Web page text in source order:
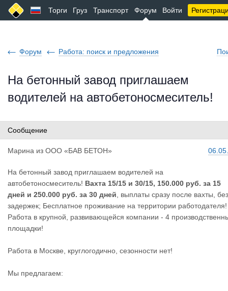
Торги Груз Транспорт Форум Войти
Форум Работа: поиск и предложения
На бетонный завод приглашаем
водителей на автобетоносмеситель!
Сообщение
Марина из ООО «БАВ БЕТОН»
На бетонный завод приглашаем водителей на
автобетоносмеситель! Вахта 15/15 и 30/15, 150.000 руб. за 15
дней и 250.000 руб. за 30 дней , выплаты сразу после вахты, без
задержек; Бесплатное проживание на территории работодателя!
Работа в крупной, развивающейся компании - 4
площадки!
Работа в Москве, круглогодично, сезонности нет!
Мы предлагаем: